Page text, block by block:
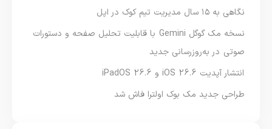
نگاهی به ۱۵ سال مدیریت تیم کوک در اپل
نسخه مک گوگل Gemini با قابلیت تحلیل صفحه و دستورات
صوتی در به‌روزرسانی جدید
انتشار آپدیت iOS 26.6 و iPadOS 26.6
طراحی جدید مک بوک اولترا فاش شد